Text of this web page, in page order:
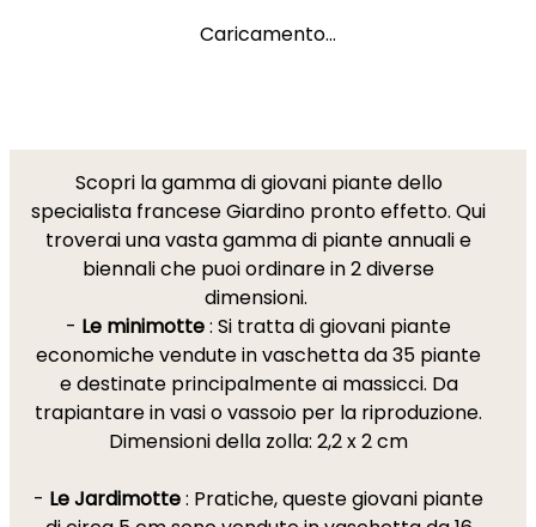
Caricamento...
Scopri la gamma di giovani piante dello
specialista francese Giardino pronto effetto. Qui
troverai una vasta gamma di piante annuali e
biennali che puoi ordinare in 2 diverse
dimensioni.
- Le minimotte: Si tratta di giovani piante
economiche vendute in vaschetta da 35 piante
e destinate principalmente ai massicci. Da
trapiantare in vasi o vassoio per la riproduzione.
Dimensioni della zolla: 2,2 x 2 cm
- Le Jardimotte: Pratiche, queste giovani piante